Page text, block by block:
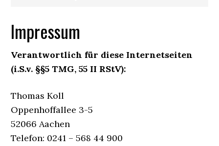
Impressum
Verantwortlich für diese Internetseiten
(i.S.v. §§5 TMG, 55 II RStV):
Thomas Koll
Oppenhoffallee 3-5
52066 Aachen
Telefon: 0241 – 568 44 900